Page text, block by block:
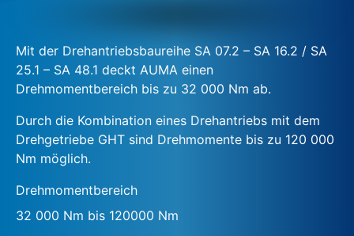
Mit der Drehantriebsbaureihe SA 07.2 – SA 16.2 / SA
25.1 – SA 48.1 deckt AUMA einen
Drehmomentbereich bis zu 32 000 Nm ab.
Durch die Kombination eines Drehantriebs mit dem
Drehgetriebe GHT sind Drehmomente bis zu 120 000
Nm möglich.
Drehmomentbereich
32 000 Nm bis 120000 Nm